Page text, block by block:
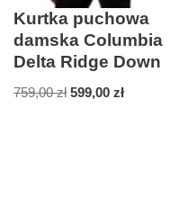
Kurtka puchowa
damska Columbia
Delta Ridge Down
759,00zł 599,00 zł